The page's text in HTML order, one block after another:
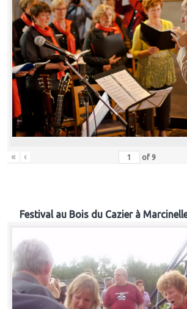
« ‹ of 9
Festival au Bois du Cazier à